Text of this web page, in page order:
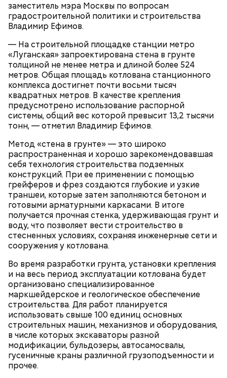
заместитель мэра Москвы по вопросам
градостроительной политики и строительства
Владимир Ефимов.
— На строительной площадке станции метро
«Луганская» запроектирована стена в грунте
толщиной не менее метра и длиной более 524
метров. Общая площадь котлована станционного
комплекса достигнет почти восьми тысяч
квадратных метров. В качестве крепления
предусмотрено использование распорной
системы, общий вес которой превысит 13,2 тысячи
тонн, — отметил Владимир Ефимов.
Метод «стена в грунте» — это широко
распространенная и хорошо зарекомендовавшая
себя технология строительства подземных
конструкций. При ее применении с помощью
грейферов и фрез создаются глубокие и узкие
траншеи, которые затем заполняются бетоном и
готовыми арматурными каркасами. В итоге
получается прочная стенка, удерживающая грунт и
воду, что позволяет вести строительство в
стесненных условиях, сохраняя инженерные сети и
сооружения у котлована.
Во время разработки грунта, установки крепления
и на весь период эксплуатации котлована будет
организовано специализированное
маркшейдерское и геологическое обеспечение
строительства. Для работ планируется
использовать свыше 100 единиц основных
строительных машин, механизмов и оборудования,
в числе которых экскаваторы разной
модификации, бульдозеры, автосамосвалы,
гусеничные краны различной грузоподъемности и
прочее.
На mos.ru:
кликнуть нараздел«Московский стандарт
реновации» внизу главной страницы;
перейти в раздел «Карта программы»;
в нем отобразится карта города, на которой
отмечены все здания, включенные в
программу;
также можно набрать в поисковой строке
интересующий адрес.